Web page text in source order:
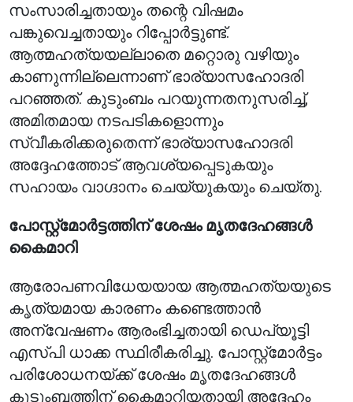
സംസാരിച്ചതായും തന്റെ വിഷമം
പങ്കുവെച്ചതായും റിപ്പോർട്ടുണ്ട്.
ആത്മഹത്യയല്ലാതെ മറ്റൊരു വഴിയും
കാണുന്നില്ലെന്നാണ് ഭാര്യാസഹോദരി
പറഞ്ഞത്. കുടുംബം പറയുന്നതനുസരിച്ച്,
അമിതമായ നടപടികളൊന്നും
സ്വീകരിക്കരുതെന്ന് ഭാര്യാസഹോദരി
അദ്ദേഹത്തോട് ആവശ്യപ്പെടുകയും
സഹായം വാഗ്ദാനം ചെയ്യുകയും ചെയ്തു.
പോസ്റ്റ്‌മോർട്ടത്തിന് ശേഷം മൃതദേഹങ്ങൾ
കൈമാറി
ആരോപണവിധേയയായ ആത്മഹത്യയുടെ
കൃത്യമായ കാരണം കണ്ടെത്താൻ
അന്വേഷണം ആരംഭിച്ചതായി ഡെപ്യൂട്ടി
എസ്പി ധാക്ക സ്ഥിരീകരിച്ചു. പോസ്റ്റ്‌മോർട്ടം
പരിശോധനയ്ക്ക് ശേഷം മൃതദേഹങ്ങൾ
കുടുംബത്തിന് കൈമാറിയതായി അദ്ദേഹം